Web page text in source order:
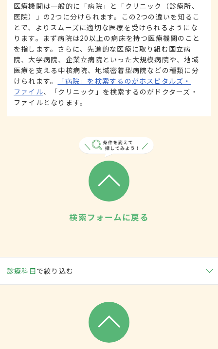
医療機関は一般的に「病院」と「クリニック（診療所、
医院）」の2つに分けられます。この2つの違いを知るこ
とで、よりスムーズに適切な医療を受けられるようにな
ります。まず病院は20以上の病床を持つ医療機関のこと
を指します。さらに、先進的な医療に取り組む国立病
院、大学病院、企業立病院といった大規模病院や、地域
医療を支える中核病院、地域密着型病院などの種類に分
けられます。
「病院」を検索するのがホスピタルズ・
ファイル、「クリニック」を検索するのがドクターズ・
ファイルとなります。
検索フォームに戻る
診療科目で絞り込む